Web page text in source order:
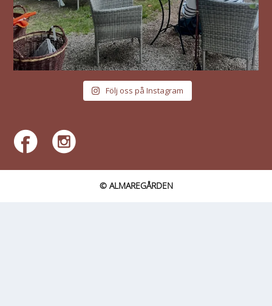
Följ oss på Instagram
© ALMAREGÅRDEN